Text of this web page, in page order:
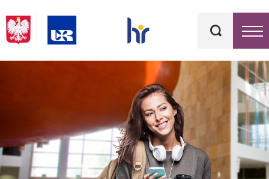
kluczowe